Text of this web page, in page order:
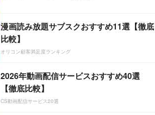
漫画読み放題サブスクおすすめ11選【徹底
比較】
オリコン顧客満足度ランキング
2026年動画配信サービスおすすめ40選
【徹底比較】
CS動画配信サービス20選